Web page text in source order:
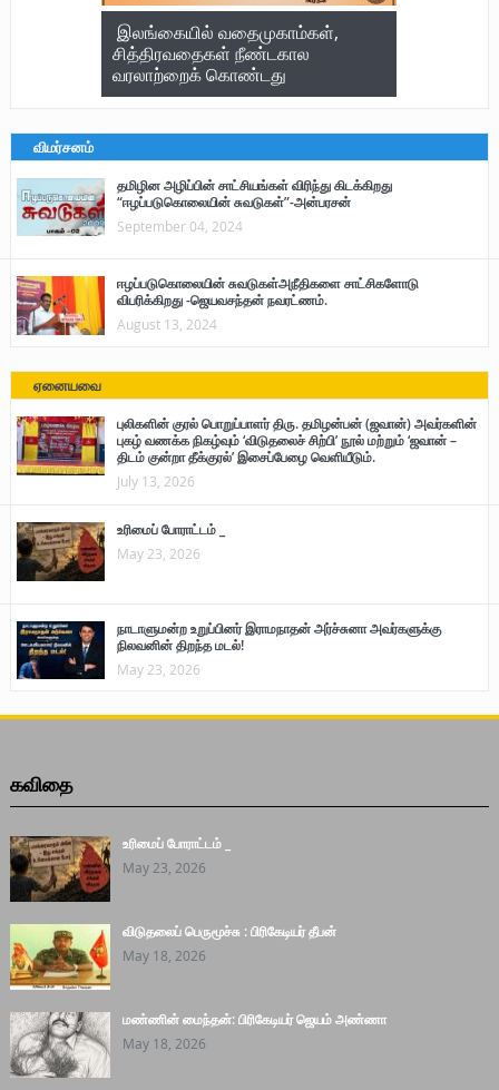
இலங்கையில் வதைமுகாம்கள்,
சித்திரவதைகள் நீண்டகால
வரலாற்றைக் கொண்டது
விமர்சனம்
தமிழின அழிப்பின் சாட்சியங்கள் விரிந்து கிடக்கிறது
“ஈழப்படுகொலையின் சுவடுகள்”-அன்பரசன்
September 04, 2024
ஈழப்படுகொலையின் சுவடுகள்அநீதிகளை சாட்சிகளோடு
விபரிக்கிறது -ஜெயவசந்தன் நவரட்ணம்.
August 13, 2024
ஏனையவை
புலிகளின் குரல் பொறுப்பாளர் திரு. தமிழன்பன் (ஜவான்) அவர்களின்
புகழ் வணக்க நிகழ்வும் ‘விடுதலைச் சிற்பி’ நூல் மற்றும் ‘ஜவான் –
திடம் குன்றா தீக்குரல்’ இசைப்பேழை வெளியீடும்.
July 13, 2026
உரிமைப் போராட்டம் _
May 23, 2026
நாடாளுமன்ற உறுப்பினர் இராமநாதன் அர்ச்சுனா அவர்களுக்கு
நிலவனின் திறந்த மடல்!
May 23, 2026
கவிதை
உரிமைப் போராட்டம் _
May 23, 2026
விடுதலைப் பெருமூச்சு : பிரிகேடியர் தீபன்
May 18, 2026
மண்ணின் மைந்தன்: பிரிகேடியர் ஜெயம் அண்ணா
May 18, 2026